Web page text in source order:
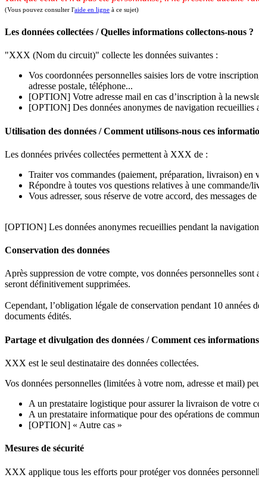
(Vous pouvez consulter l'aide en ligne à ce sujet)
Les données collectées / Quelles informations collectons-nous ?
"XXX (Nom du circuit)" collecte les données suivantes :
Vos coordonnées personnelles saisies lors de votre
adresse postale, téléphone...
[OPTION] Votre adresse mail en cas d’inscription à la
[OPTION] Des données anonymes de navigation recueillies
Utilisation des données / Comment utilisons-nous ces
Les données privées collectées permettent à XXX de :
Traiter vos commandes (paiement, préparation, livraison) en
Répondre à toutes vos questions relatives à une commande/
Vous adresser, sous réserve de votre accord, des messages
[OPTION] Les données anonymes recueillies pendant la
Conservation des données
Après suppression de votre compte, vos données personnelles
seront définitivement supprimées.
Cependant, l’obligation légale de conservation pendant 10 années
documents édités.
Partage et divulgation des données / Comment ces
XXX est le seul destinataire des données collectées.
Vos données personnelles (limitées à votre nom, adresse et mail)
A un prestataire logistique pour assurer la livraison de votre
A un prestataire informatique pour des opérations de
[OPTION] « Autre cas »
Mesures de sécurité
XXX applique tous les efforts pour protéger vos données